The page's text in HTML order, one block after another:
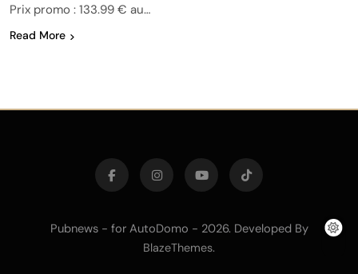
Prix promo : 133.99 € au…
Read More
Pubnews - for AutoDomo - 2026. Developed By
BlazeThemes.